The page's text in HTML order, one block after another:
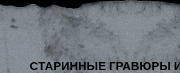
СТАРИННЫЕ ГРАВЮРЫ